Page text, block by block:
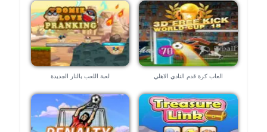
العاب كرة قدم النادي الاهلي لعبة اللعب بالنار الجديدة